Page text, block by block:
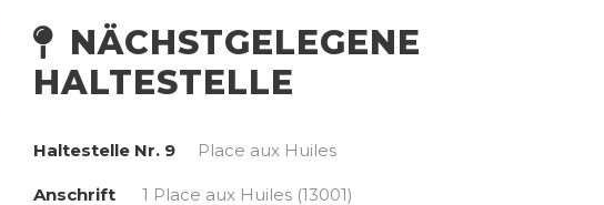
NÄCHSTGELEGENE
HALTESTELLE
Haltestelle Nr. 9 Place aux Huiles
Anschrift 1 Place aux Huiles (13001)